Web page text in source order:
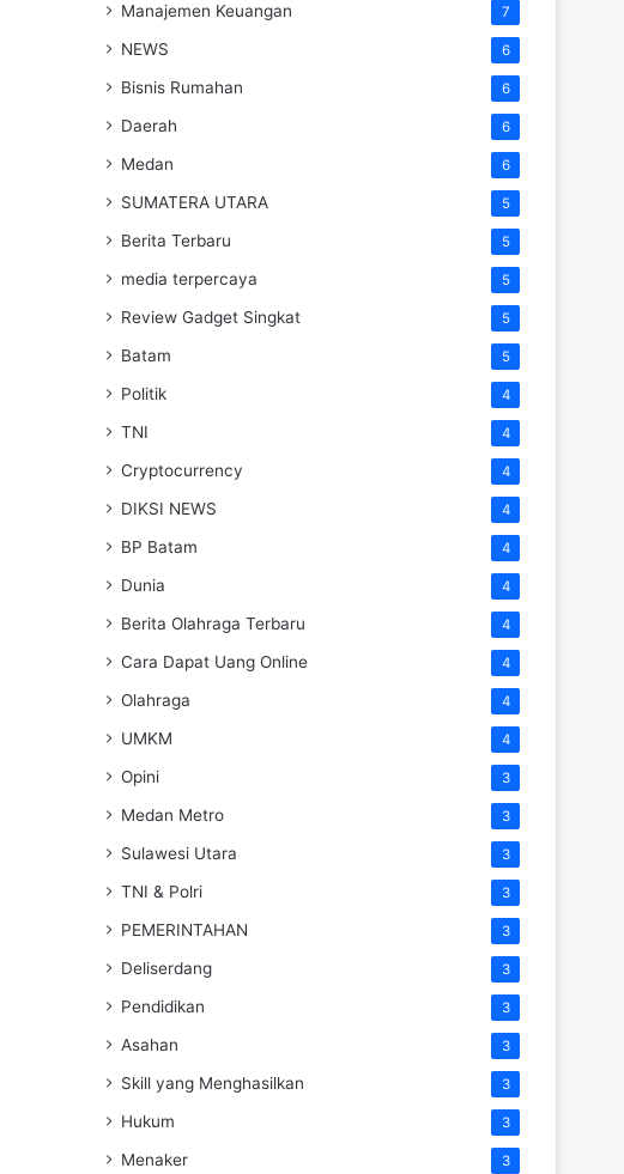
Manajemen Keuangan 7
NEWS 6
Bisnis Rumahan 6
Daerah 6
Medan 6
SUMATERA UTARA 5
Berita Terbaru 5
media terpercaya 5
Review Gadget Singkat 5
Batam 5
Politik 4
TNI 4
Cryptocurrency 4
DIKSI NEWS 4
BP Batam 4
Dunia 4
Berita Olahraga Terbaru 4
Cara Dapat Uang Online 4
Olahraga 4
UMKM 4
Opini 3
Medan Metro 3
Sulawesi Utara 3
TNI & Polri 3
PEMERINTAHAN 3
Deliserdang 3
Pendidikan 3
Asahan 3
Skill yang Menghasilkan 3
Hukum 3
Menaker 3